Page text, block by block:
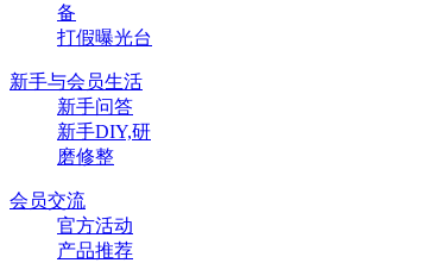
备
打假曝光台
新手与会员生活
新手问答
新手DIY,研
磨修整
会员交流
官方活动
产品推荐